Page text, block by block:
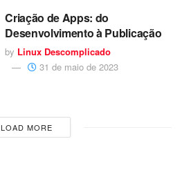
Criação de Apps: do
Desenvolvimento à Publicação
by Linux Descomplicado
31 de maio de 2023
LOAD MORE